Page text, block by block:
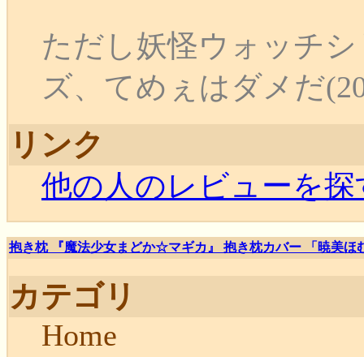
ただし妖怪ウォッチ
ズ、てめぇはダメだ
リンク
他の人のレビューを探
抱き枕 『魔法少女まどか☆マギカ』 抱き枕カバー 「暁美ほ
カテゴリ
Home